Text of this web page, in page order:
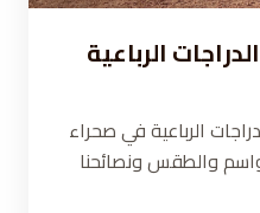
الرباعية
الرباعية في صحراء
والطقس ونصائحنا